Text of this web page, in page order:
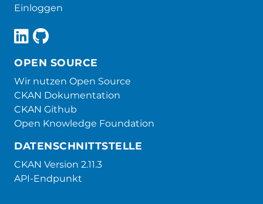
Einloggen
OPEN SOURCE
Wir nutzen Open Source
CKAN Dokumentation
CKAN Github
Open Knowledge Foundation
DATENSCHNITTSTELLE
CKAN Version 2.11.3
API-Endpunkt